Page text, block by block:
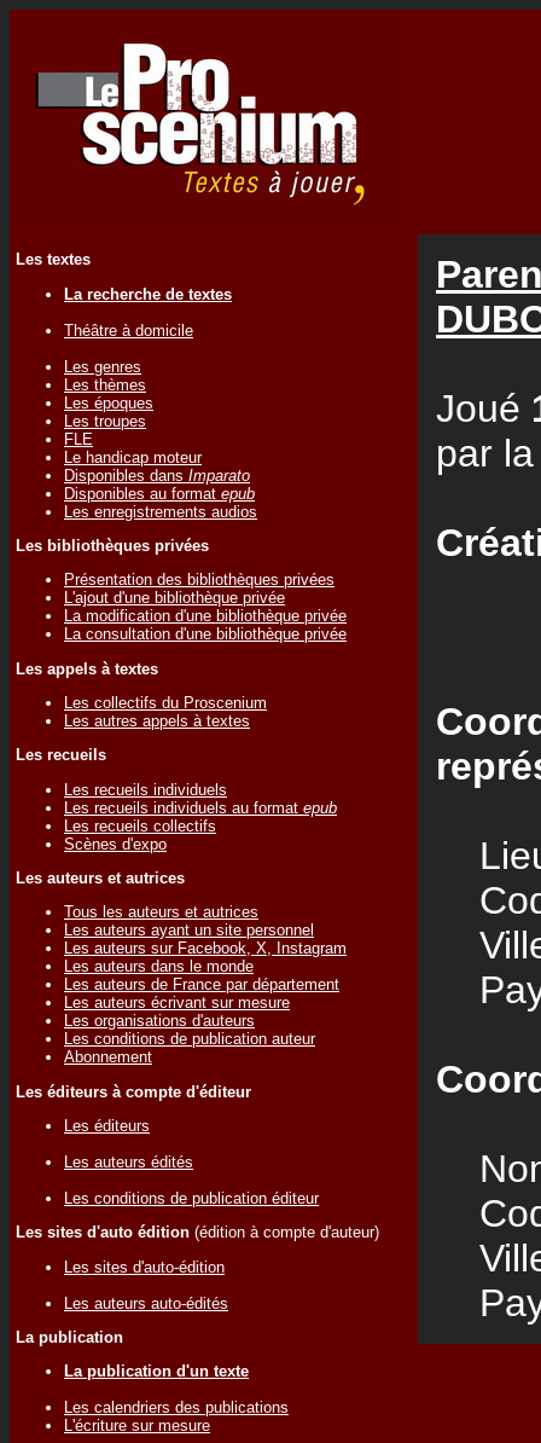
Les textes
La recherche de textes
Théâtre à domicile
Les genres
Les thèmes
Les époques
Les troupes
FLE
Le handicap moteur
Disponibles dans Imparato
Disponibles au format epub
Les enregistrements audios
Les bibliothèques privées
Présentation des bibliothèques privées
L'ajout d'une bibliothèque privée
La modification d'une bibliothèque privée
La consultation d'une bibliothèque privée
Les appels à textes
Les collectifs du Proscenium
Les autres appels à textes
Les recueils
Les recueils individuels
Les recueils individuels au format epub
Les recueils collectifs
Scènes d'expo
Les auteurs et autrices
Tous les auteurs et autrices
Les auteurs ayant un site personnel
Les auteurs sur Facebook, X, Instagram
Les auteurs dans le monde
Les auteurs de France par département
Les auteurs écrivant sur mesure
Les organisations d'auteurs
Les conditions de publication auteur
Abonnement
Les éditeurs à compte d'éditeur
Les éditeurs
Les auteurs édités
Les conditions de publication éditeur
Les sites d'auto édition (édition à compte d'auteur)
Les sites d'auto-édition
Les auteurs auto-édités
La publication
La publication d'un texte
Les calendriers des publications
L'écriture sur mesure
Joué
par